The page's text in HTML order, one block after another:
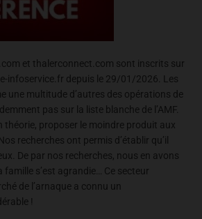
et thalerconnect.com sont inscrits sur
infoservice.fr depuis le 29/01/2026. Les
une multitude d’autres des opérations de
pas sur la liste blanche de l’AMF.
théorie, proposer le moindre produit aux
recherches ont permis d’établir qu’il
De par nos recherches, nous en avons
s’est agrandie… Ce secteur
de l’arnaque a connu un
!